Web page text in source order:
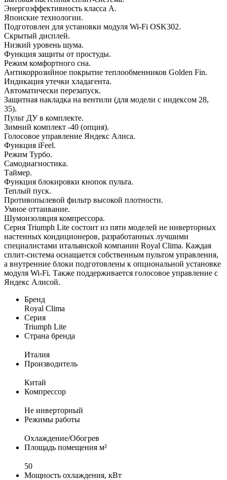
Энергоэффективность класса А.
Японские технологии.
Подготовлен для установки модуля Wi-Fi OSK302.
Скрытый дисплей.
Низкий уровень шума.
Функция защиты от простуды.
Режим комфортного сна.
Антикоррозийное покрытие теплообменников Golden Fin.
Индикация утечки хладагента.
Автоматически перезапуск.
Защитная накладка на вентили (для модели с индексом 28,
35).
Пульт ДУ в комплекте.
Зимний комплект -40 (опция).
Голосовое управление Яндекс Алиса.
Функция iFeel.
Режим Турбо.
Самодиагностика.
Таймер.
Функция блокировки кнопок пульта.
Теплый пуск.
Противопылевой фильтр высокой плотности.
Умное оттаивание.
Шумоизоляция компрессора.
Серия Triumph Lite состоит из пяти моделей не инверторных
настенных кондиционеров, разработанных лучшими
специалистами итальянской компании Royal Clima. Каждая
сплит-система оснащается собственным пультом управления,
а внутренние блоки подготовлены к опциональной установке
модуля Wi-Fi. Также поддерживается голосовое управление с
Яндекс Алисой.
Бренд
Royal Clima
Серия
Triumph Lite
Страна бренда
Италия
Производитель
Китай
Компрессор
Не инверторный
Режимы работы
Охлаждение/Обогрев
Площадь помещения м²
50
Мощность охлаждения, кВт